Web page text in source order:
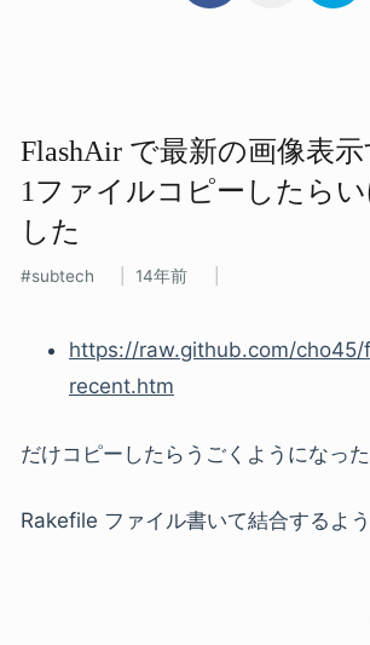
FlashAir で​最新の​画像表示
1ファイルコピーしたら
した
subtech 14年前
https://raw.github.com/cho45/
recent.htm
だけコピーしたらうごくようになった
Rakefile ファイル書いて結合するよう